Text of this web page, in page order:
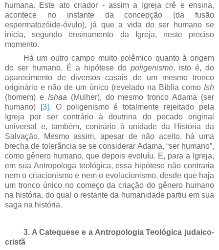
humana. Este ato criador - assim a Igreja crê e ensina,
acontece no instante da concepção (da fusão
espermatozóide-óvulo), já que a vida do ser humano se
inicia, segundo ensinamento da Igreja, neste preciso
momento.
Há um outro campo muito polêmico quanto à origem
do ser humano. É a hipótese do poligenismo, isto é, do
aparecimento de diversos casais de um mesmo tronco
originário e não de um único (revelado na Bíblia como Ish
(homem) e Ishaa (Mulher), do mesmo tronco Adama (ser
humano)
[3]. O poligenismo é totalmente rejeitado pela
Igreja por ser contrário à doutrina do pecado original
universal e, também, contrário à unidade da História da
Salvação. Mesmo assim, apesar de não aceito, há uma
brecha de tolerância se se considerar Adama, “ser humano”,
como gênero humano, que depois evoluíu. E, para a Igreja,
em sua Antropologa teológica, essa hipótese não contraria
nem o criacionismo e nem o evolucionismo, desde que haja
um tronco único no começo da criação do gênero humano
na história, do qual o restante da humanidade partiu em sua
saga na história.
3. ACatequese e a Antropologia Teológica judaico-
cristã